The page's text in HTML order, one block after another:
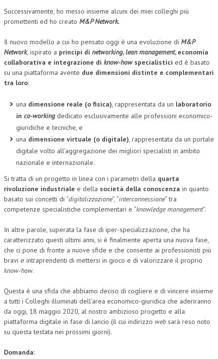
MARKETING
TREASURY IN FINANCIAL SERVICES
RISK MANAGEMENT
SVILUPPO SOSTENIBILE
DIRITTO
DIRITTO DEL LAVORO
DIRITTO DEL WEB
DIRITTO DELLE IMPRESE IN CRISI
SICUREZZA SUL LAVORO
FISCO
DIRITTO TRIBUTARIO
FISCALITÀ INTERNAZIONALE
TAX RISK MANAGEMENT
CRIMINOLOGIA TRIBUTARIA
Successivamente, ho messo insieme alcuni dei miei colleghi più
promettenti ed ho creato M&P Network.
Il nuovo modello a cui ho pensato oggi è una evoluzione di M&P
Network, ispirato a principi di networking,lean management, economia
collaborativa e integrazione di know-howspecialistici ed è basato
su una piattaforma avente due dimensioni distinte e complementari
tra loro:
una dimensione reale (o fisica), rappresentata da un laboratorio
in co-workingdedicato esclusivamente alle professioni economico-
giuridiche e tecniche, e
una dimensione virtuale (o digitale), rappresentata da un portale
digitale volto all’aggregazione dei migliori specialisti in ambito
nazionale e internazionale.
Si tratta di un progetto in linea con i parametri della quarta
rivoluzione industriale e della società della conoscenza in quanto
basato sui concetti di “digitalizzazione”, “interconnessione” tra
competenze specialistiche complementari e “knowledge management”.
In altre parole, superata la fase di iper-specializzazione, che ha
caratterizzato questi ultimi anni, si è finalmente aperta una nuova fase,
che ci pone di fronte a nuove sfide e che consente ai professionisti più
bravi e intraprendenti di mettersi in gioco e di valorizzare il proprio
know-how.
Questa è una sfida che abbiamo deciso di cogliere e di vincere insieme
a tutti i Colleghi illuminati dell’area economico-giuridica che aderiranno
da oggi, 18 maggio 2020, al nostro ambizioso progetto e alla
piattaforma digitale in fase di lancio (il cui indirizzo web sarà reso noto
su questa testata nei prossimi giorni).
Domanda: